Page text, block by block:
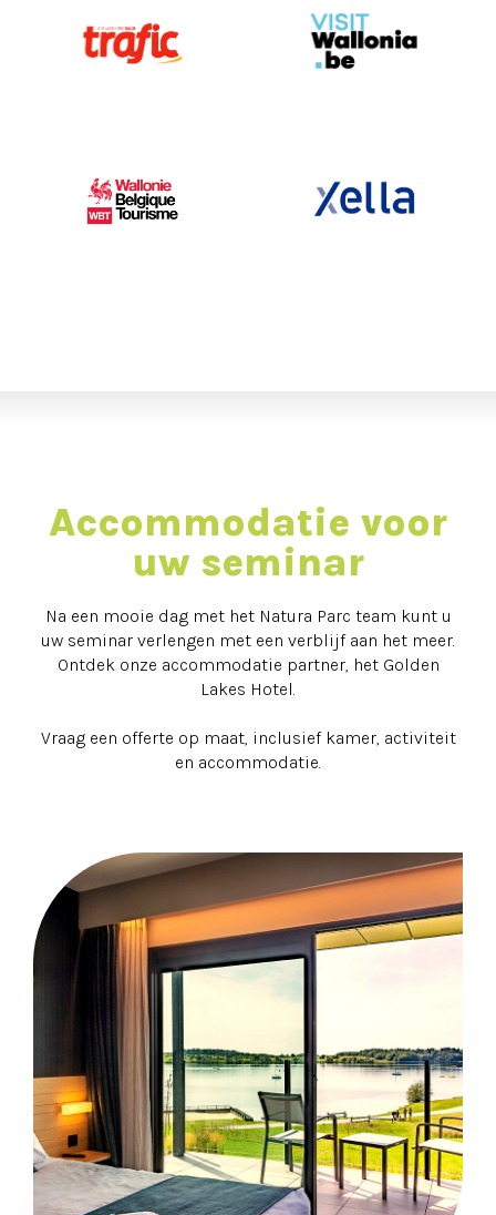
Accommodatie voor
uw seminar
Na een mooie dag met het Natura Parc team kunt u
uw seminar verlengen met een verblijf aan het meer.
Ontdek onze accommodatie partner, het Golden
Lakes Hotel.
Vraag een offerte op maat, inclusief kamer, activiteit
en accommodatie.